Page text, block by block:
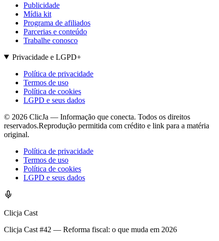
Publicidade
Mídia kit
Programa de afiliados
Parcerias e conteúdo
Trabalhe conosco
Privacidade e LGPD+
Política de privacidade
Termos de uso
Política de cookies
LGPD e seus dados
© 2026 ClicJa — Informação que conecta. Todos os direitos
reservados.Reprodução permitida com crédito e link para a matéria
original.
Política de privacidade
Termos de uso
Política de cookies
LGPD e seus dados
Clicja Cast
Clicja Cast #42 — Reforma fiscal: o que muda em 2026